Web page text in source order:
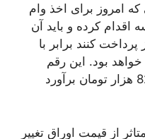
که امروز برای اخذ وام
کرده و باید آن
کنند برابر با
تومان خواهد بود. این رقم
برای متاهلین 327 میلیون و 820 هزار تومان برآورد
از قیمت اوراق تغییر